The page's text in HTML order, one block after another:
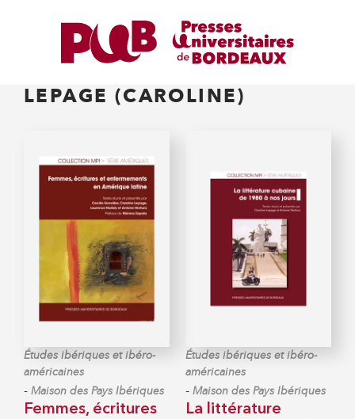
LEPAGE (CAROLINE)
Études ibériques et ibéro-
américaines
- Maison des Pays Ibériques
Femmes, écritures
Études ibériques et ibéro-
américaines
- Maison des Pays Ibériques
La littérature